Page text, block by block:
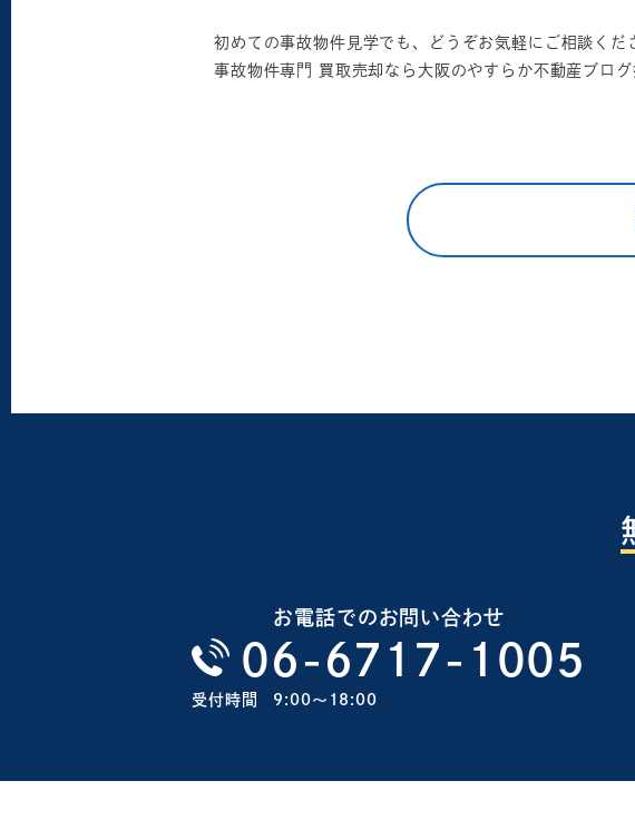
初めての事故物件見学でも、どうぞお気軽にご相談くだ
事故物件専門 買取売却なら大阪のやすらか不動産ブログ
お電話でのお問い合わせ
06-6717-1005
受付時間 9:00〜18:00